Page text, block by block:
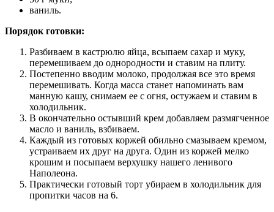
ваниль.
Порядок готовки:
Разбиваем в кастрюлю яйца, всыпаем сахар и муку,
перемешиваем до однородности и ставим на плиту.
Постепенно вводим молоко, продолжая все это время
перемешивать. Когда масса станет напоминать вам
манную кашу, снимаем ее с огня, остужаем и ставим в
холодильник.
В окончательно остывший крем добавляем размягченное
масло и ваниль, взбиваем.
Каждый из готовых коржей обильно смазываем кремом,
устраиваем их друг на друга. Один из коржей мелко
крошим и посыпаем верхушку нашего ленивого
Наполеона.
Практически готовый торт убираем в холодильник для
пропитки часов на 6.